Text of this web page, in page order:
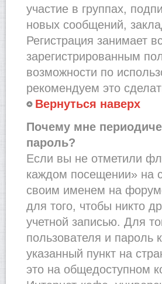
участие в группах,
новых сообщений,
Регистрация занимает
зарегистрированным
возможности по
рекомендуем это
Вернуться наверх
Почему мне
пароль?
Если вы не отметили
каждом посещении» на
своим именем на
для того, чтобы никто
учетной записью. Для
пользователя и
указанный пункт на
это на общедоступном